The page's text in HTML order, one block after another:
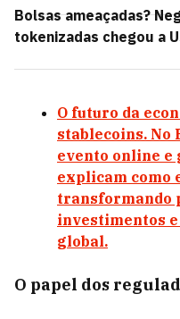
Bolsas ameaçadas?
tokenizadas chegou a
O futuro da
stablecoins. No
evento online
explicam como
transformando
investimentos
global.
O papel dos